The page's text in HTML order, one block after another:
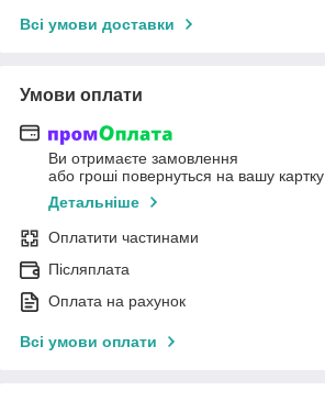
Всі умови доставки
Умови оплати
Ви отримаєте замовлення
або гроші повернуться на вашу картку
Детальніше
Оплатити частинами
Післяплата
Оплата на рахунок
Всі умови оплати